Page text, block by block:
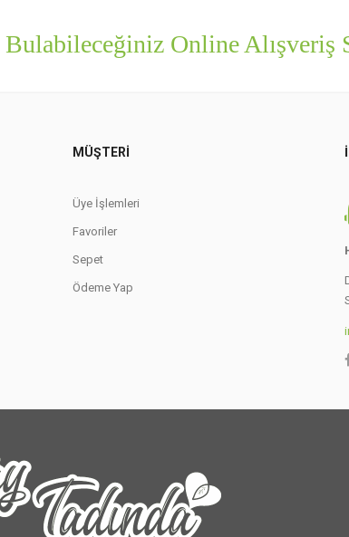
Online Alışveriş
MÜŞTERI
Üye İşlemleri
Favoriler
Sepet
Ödeme Yap